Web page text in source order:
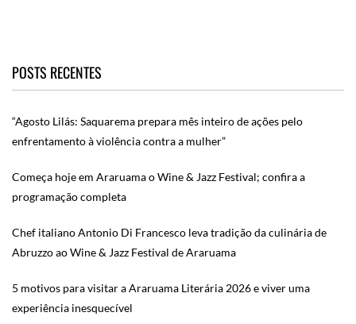
POSTS RECENTES
“Agosto Lilás: Saquarema prepara mês inteiro de ações pelo
enfrentamento à violência contra a mulher”
Começa hoje em Araruama o Wine & Jazz Festival; confira a
programação completa
Chef italiano Antonio Di Francesco leva tradição da culinária de
Abruzzo ao Wine & Jazz Festival de Araruama
5 motivos para visitar a Araruama Literária 2026 e viver uma
experiência inesquecível